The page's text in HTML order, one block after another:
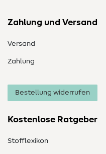
Zahlung und Versand
Versand
Zahlung
Bestellung widerrufen
Kostenlose Ratgeber
Stofflexikon